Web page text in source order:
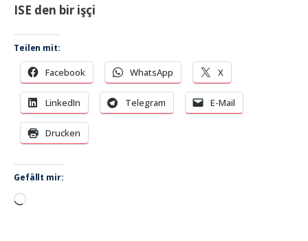
ISE den bir işçi
Teilen mit:
Facebook WhatsApp X
LinkedIn Telegram E-Mail
Drucken
Gefällt mir:
Wird